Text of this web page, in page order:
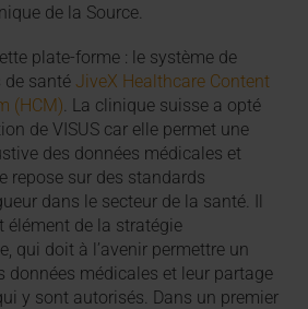
de la Source.
plate-forme : le système de
de santéJiveX Healthcare Content
(HCM). La clinique suisse a opté
de VISUS car elle permet une
des données médicales et
repose sur des standards
dans le secteur de la santé. Il
élément de la stratégie
qui doit à l’avenir permettre un
données médicales et leur partage
y sont autorisés. Dans un premier